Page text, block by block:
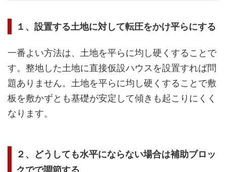
１、設置する土地に対して転圧をかけ平らにする
一番よい方法は、土地を平らに均し硬くすることで
す。整地した土地に直接仮設ハウスを設置すれば問
題ありません。土地を平らに均し硬くすることで敷
板を敷かずとも基礎が安定して傾きも起こりにくく
なります。
２、どうしても水平にならない場合は補助ブロッ
クでで調節する